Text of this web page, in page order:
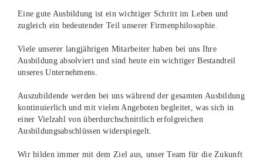
Eine gute Ausbildung ist ein wichtiger Schritt im Leben und
zugleich ein bedeutender Teil unserer Firmenphilosophie.
Viele unserer langjährigen Mitarbeiter haben bei uns Ihre
Ausbildung absolviert und sind heute ein wichtiger Bestandteil
unseres Unternehmens.
Auszubildende werden bei uns während der gesamten Ausbildung
kontinuierlich und mit vielen Angeboten begleitet, was sich in
einer Vielzahl von überdurchschnittlich erfolgreichen
Ausbildungsabschlüssen widerspiegelt.
Wir bilden immer mit dem Ziel aus, unser Team für die Zukunft